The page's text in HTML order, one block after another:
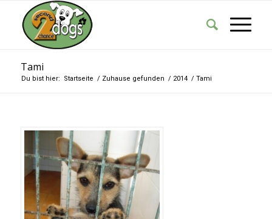
Tami
Du bist hier: Startseite / Zuhause gefunden / 2014 / Tami